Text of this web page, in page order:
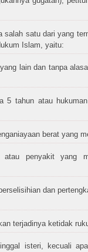
satu dari yang
Islam, yaitu:
lain dan tanpa
5 tahun atau
berat yang
penyakit yang
dan
terjadinya ketidak
isteri, kecuali